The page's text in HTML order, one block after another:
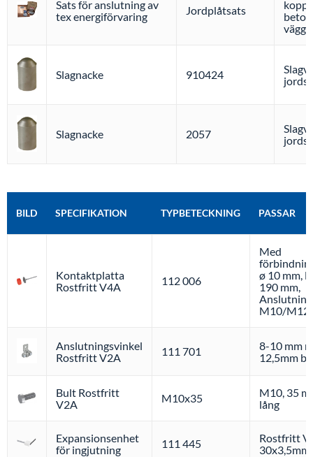
Sats för anslutning av
tex energiförvaring
Jordplåtsats
Slagnacke 910424
Slagnacke 2057
Kontaktplatta
Rostfritt V4A
112 006
Med
ø 10 mm,
190 mm,
Anslutning
M10/M12
Anslutningsvinkel
Rostfritt V2A
111 701
8-10 mm
12,5mm
Bult Rostfritt
V2A
M10x35
M10, 35
lång
Expansionsenhet
för ingjutning
111 445
Rostfritt
30x3,5mm
BILD SPECIFIKATION TYPBETECKNING PASSAR